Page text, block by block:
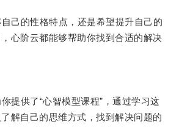
的性格特点，还是希望提升自己的
心阶云都能够帮助你找到合适的解决
供了“心智模型课程”，通过学习这
解自己的思维方式，找到解决问题的